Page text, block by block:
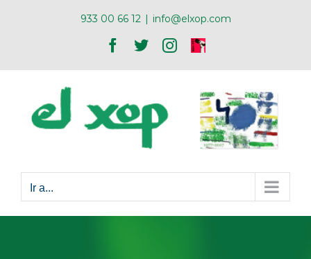
933 00 66 12 info@elxop.com
Facebook
TwitterInstagram
ONA
Ir a...